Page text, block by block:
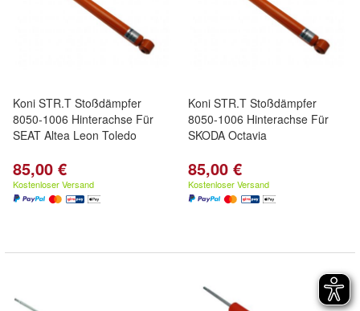
Koni STR.T Stoßdämpfer
8050-1006 Hinterachse Für
SEAT Altea Leon Toledo
85,00 €
Kostenloser Versand
Koni STR.T Stoßdämpfer
8050-1006 Hinterachse Für
SKODA Octavia
85,00 €
Kostenloser Versand